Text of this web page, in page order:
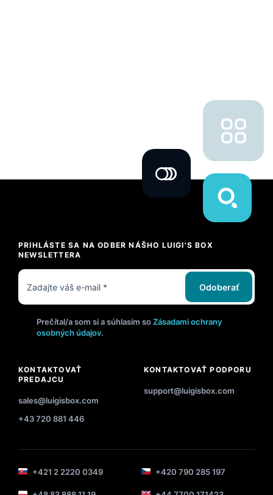
PRIHLÁSTE SA NA ODBER NÁŠHO LUIGI'S BOX
NEWSLETTERA
Odoberať
Prečítal/a som si a súhlasím soZásadami ochrany
osobných údajov.
KONTAKTOVAŤ
PREDAJCU
sales@luigisbox.com
+43 720 881 446
KONTAKTOVAŤ PODPORU
support@luigisbox.com
+421 2 2220 0349 +420 790 285 197